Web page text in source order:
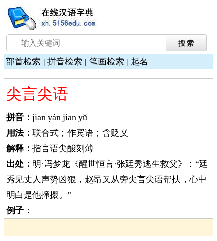
部首检索 | 拼音检索 | 笔画检索 | 起名
尖言尖语
拼音： jiān yán jiān yǔ
用法： 联合式；作宾语；含贬义
解释： 指言语尖酸刻薄
出处： 明·冯梦龙《醒世恒言·张廷秀逃生救父》：“廷
秀见丈人声势凶狠，赵昂又从旁尖言尖语帮扶，心中
明白是他撺掇。”
例子：